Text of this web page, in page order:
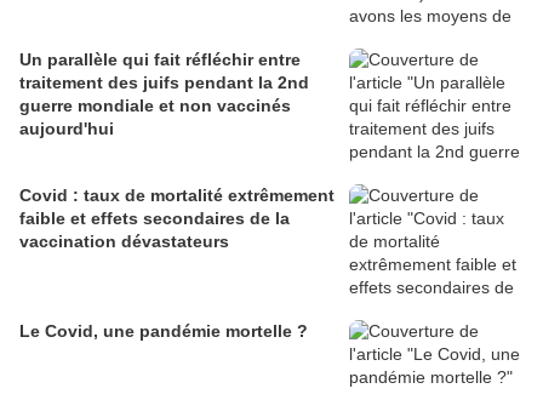
Un parallèle qui fait réfléchir entre
traitement des juifs pendant la 2nd
guerre mondiale et non vaccinés
aujourd'hui
Covid : taux de mortalité extrêmement
faible et effets secondaires de la
vaccination dévastateurs
Le Covid, une pandémie mortelle ?